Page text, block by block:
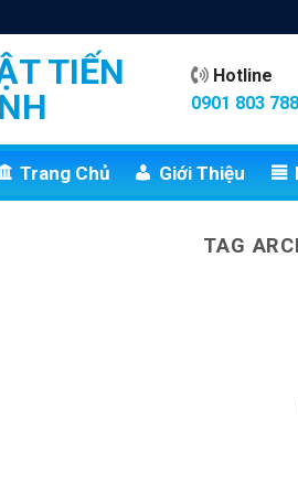
Hotline
0901 803 788
Trang Chủ Giới Thiệu
TAG